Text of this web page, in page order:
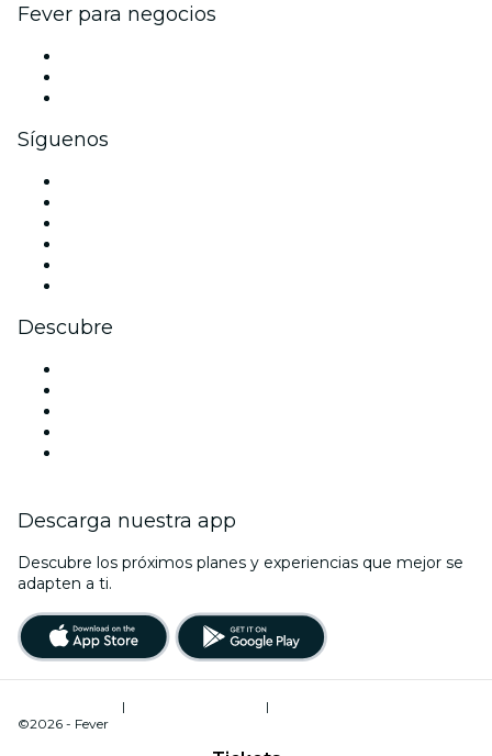
Fever para negocios
Síguenos
Descubre
Descarga nuestra app
Descubre los próximos planes y experiencias que mejor se
adapten a ti.
| |
©2026 - Fever